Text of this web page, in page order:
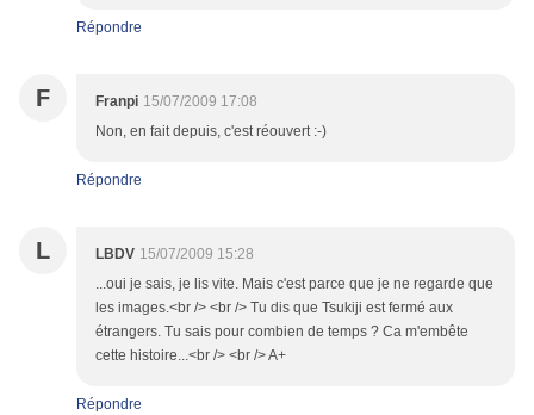
Répondre
F Franpi 15/07/2009 17:08
Non, en fait depuis, c'est réouvert :-)
Répondre
L LBDV 15/07/2009 15:28
...oui je sais, je lis vite. Mais c'est parce que je ne regarde que
les images.<br /> <br /> Tu dis que Tsukiji est fermé aux
étrangers. Tu sais pour combien de temps ? Ca m'embête
cette histoire...<br /> <br /> A+
Répondre